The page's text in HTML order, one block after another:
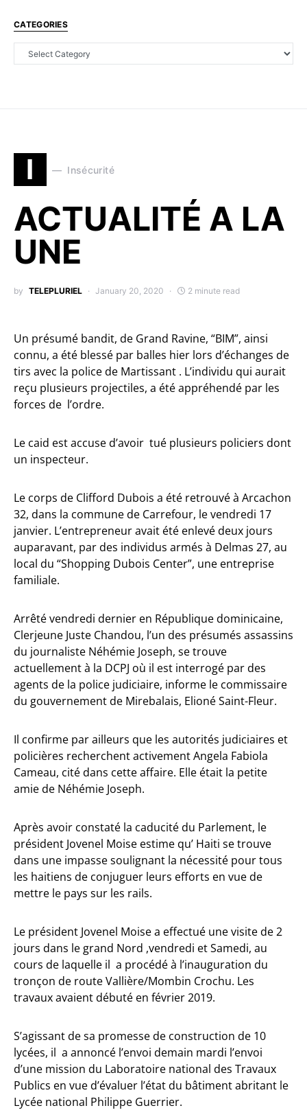
CATEGORIES
I Insécurité
ACTUALITÉ A LA
UNE
by TELEPLURIEL January 20, 2020 2 minute read
Un présumé bandit, de Grand Ravine, “BIM”, ainsi
connu, a été blessé par balles hier lors d’échanges de
tirs avec la police de Martissant . L’individu qui aurait
reçu plusieurs projectiles, a été appréhendé par les
forces de l’ordre.
Le caid est accuse d’avoir tué plusieurs policiers dont
un inspecteur.
Le corps de Clifford Dubois a été retrouvé à Arcachon
32, dans la commune de Carrefour, le vendredi 17
janvier. L’entrepreneur avait été enlevé deux jours
auparavant, par des individus armés à Delmas 27, au
local du “Shopping Dubois Center”, une entreprise
familiale.
Arrêté vendredi dernier en République dominicaine,
Clerjeune Juste Chandou, l’un des présumés assassins
du journaliste Néhémie Joseph, se trouve
actuellement à la DCPJ où il est interrogé par des
agents de la police judiciaire, informe le commissaire
du gouvernement de Mirebalais, Elioné Saint-Fleur.
Il confirme par ailleurs que les autorités judiciaires et
policières recherchent activement Angela Fabiola
Cameau, cité dans cette affaire. Elle était la petite
amie de Néhémie Joseph.
Après avoir constaté la caducité du Parlement, le
président Jovenel Moise estime qu’ Haiti se trouve
dans une impasse soulignant la nécessité pour tous
les haitiens de conjuguer leurs efforts en vue de
mettre le pays sur les rails.
Le président Jovenel Moise a effectué une visite de 2
jours dans le grand Nord ,vendredi et Samedi, au
cours de laquelle il a procédé à l’inauguration du
tronçon de route Vallière/Mombin Crochu. Les
travaux avaient débuté en février 2019.
S’agissant de sa promesse de construction de 10
lycées, il a annoncé l’envoi demain mardi l’envoi
d’une mission du Laboratoire national des Travaux
Publics en vue d’évaluer l’état du bâtiment abritant le
Lycée national Philippe Guerrier.